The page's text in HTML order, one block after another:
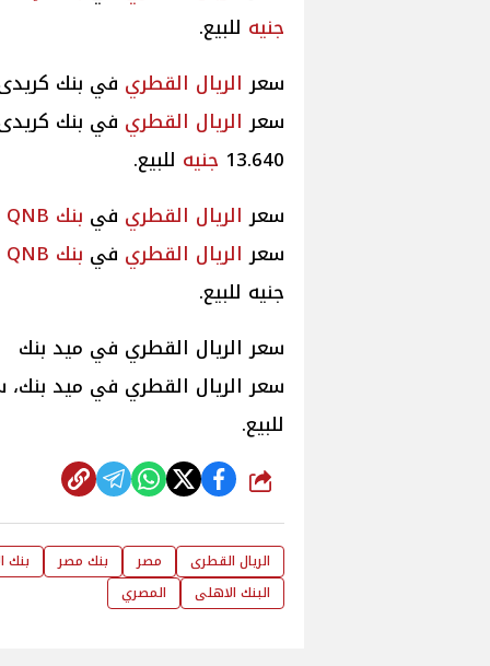
جنيه للبيع.
سعر الريال القطري في بنك
سعر الريال القطري في بنك كريدى
13.640 جنيه للبيع.
سعر الريال القطري في بنك QNB الأهلي
سعر الريال القطري في بنك QNB الأهلي
جنيه للبيع.
سعر الريال القطري في ميد بنك
للبيع.
شارك
الريال القطرى مصر بنك مصر
بنك
البنك الاهلى
المصري